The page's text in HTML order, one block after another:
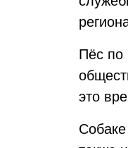
Пёс по
это